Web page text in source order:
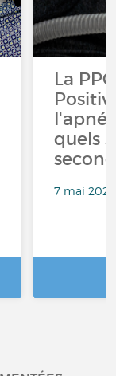
La
quels
7 mai